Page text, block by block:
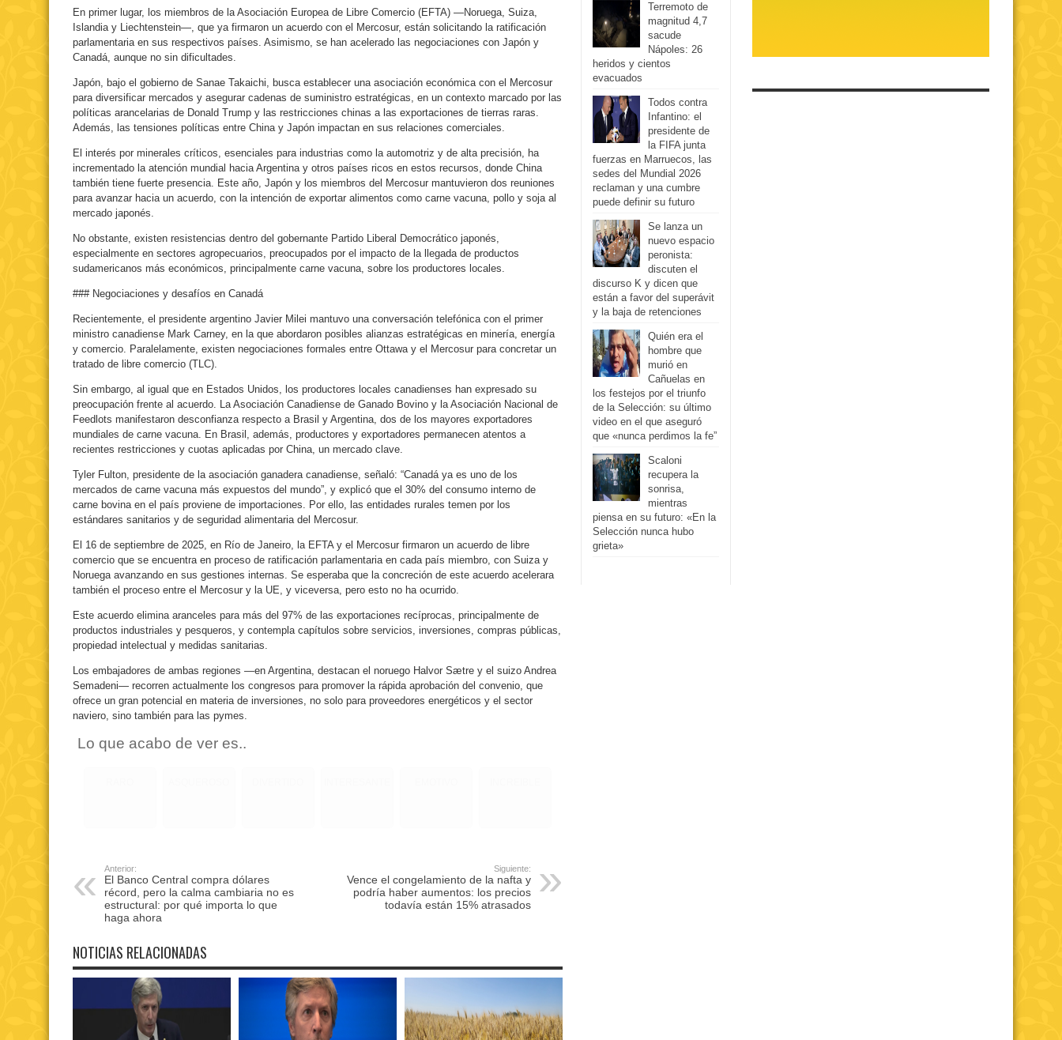
En primer lugar, los miembros de la Asociación Europea de Libre Comercio (EFTA) —Noruega, Suiza,
Islandia y Liechtenstein—, que ya firmaron un acuerdo con el Mercosur, están solicitando la ratificación
parlamentaria en sus respectivos países. Asimismo, se han acelerado las negociaciones con Japón y
Canadá, aunque no sin dificultades.
Japón, bajo el gobierno de Sanae Takaichi, busca establecer una asociación económica con el Mercosur
para diversificar mercados y asegurar cadenas de suministro estratégicas, en un contexto marcado por las
políticas arancelarias de Donald Trump y las restricciones chinas a las exportaciones de tierras raras.
Además, las tensiones políticas entre China y Japón impactan en sus relaciones comerciales.
El interés por minerales críticos, esenciales para industrias como la automotriz y de alta precisión, ha
incrementado la atención mundial hacia Argentina y otros países ricos en estos recursos, donde China
también tiene fuerte presencia. Este año, Japón y los miembros del Mercosur mantuvieron dos reuniones
para avanzar hacia un acuerdo, con la intención de exportar alimentos como carne vacuna, pollo y soja al
mercado japonés.
No obstante, existen resistencias dentro del gobernante Partido Liberal Democrático japonés,
especialmente en sectores agropecuarios, preocupados por el impacto de la llegada de productos
sudamericanos más económicos, principalmente carne vacuna, sobre los productores locales.
### Negociaciones y desafíos en Canadá
Recientemente, el presidente argentino Javier Milei mantuvo una conversación telefónica con el primer
ministro canadiense Mark Carney, en la que abordaron posibles alianzas estratégicas en minería, energía
y comercio. Paralelamente, existen negociaciones formales entre Ottawa y el Mercosur para concretar un
tratado de libre comercio (TLC).
Sin embargo, al igual que en Estados Unidos, los productores locales canadienses han expresado su
preocupación frente al acuerdo. La Asociación Canadiense de Ganado Bovino y la Asociación Nacional de
Feedlots manifestaron desconfianza respecto a Brasil y Argentina, dos de los mayores exportadores
mundiales de carne vacuna. En Brasil, además, productores y exportadores permanecen atentos a
recientes restricciones y cuotas aplicadas por China, un mercado clave.
Tyler Fulton, presidente de la asociación ganadera canadiense, señaló: “Canadá ya es uno de los
mercados de carne vacuna más expuestos del mundo”, y explicó que el 30% del consumo interno de
carne bovina en el país proviene de importaciones. Por ello, las entidades rurales temen por los
estándares sanitarios y de seguridad alimentaria del Mercosur.
El 16 de septiembre de 2025, en Río de Janeiro, la EFTA y el Mercosur firmaron un acuerdo de libre
comercio que se encuentra en proceso de ratificación parlamentaria en cada país miembro, con Suiza y
Noruega avanzando en sus gestiones internas. Se esperaba que la concreción de este acuerdo acelerara
también el proceso entre el Mercosur y la UE, y viceversa, pero esto no ha ocurrido.
Este acuerdo elimina aranceles para más del 97% de las exportaciones recíprocas, principalmente de
productos industriales y pesqueros, y contempla capítulos sobre servicios, inversiones, compras públicas,
propiedad intelectual y medidas sanitarias.
Los embajadores de ambas regiones —en Argentina, destacan el noruego Halvor Sætre y el suizo Andrea
Semadeni— recorren actualmente los congresos para promover la rápida aprobación del convenio, que
ofrece un gran potencial en materia de inversiones, no solo para proveedores energéticos y el sector
naviero, sino también para las pymes.
Lo que acabo de ver es..
Anterior:
El Banco Central compra dólares
récord, pero la calma cambiaria no es
estructural: por qué importa lo que
haga ahora
Siguiente:
Vence el congelamiento de la nafta y
podría haber aumentos: los precios
todavía están 15% atrasados
NOTICIAS RELACIONADAS
Terremoto de
magnitud 4,7
sacude
Nápoles: 26
heridos y cientos
evacuados
Todos contra
Infantino: el
presidente de
la FIFA junta
fuerzas en Marruecos, las
sedes del Mundial 2026
reclaman y una cumbre
puede definir su futuro
Se lanza un
nuevo espacio
peronista:
discuten el
discurso K y dicen que
están a favor del superávit
y la baja de retenciones
Quién era el
hombre que
murió en
Cañuelas en
los festejos por el triunfo
de la Selección: su último
video en el que aseguró
que «nunca perdimos la fe”
Scaloni
recupera la
sonrisa,
mientras
piensa en su futuro: «En la
Selección nunca hubo
grieta»